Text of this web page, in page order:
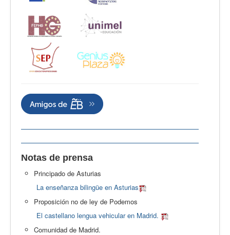
Notas de prensa
Principado de Asturias
La enseñanza bilingüe en Asturias
Proposición no de ley de Podemos
El castellano lengua vehicular en Madrid.
Comunidad de Madrid.